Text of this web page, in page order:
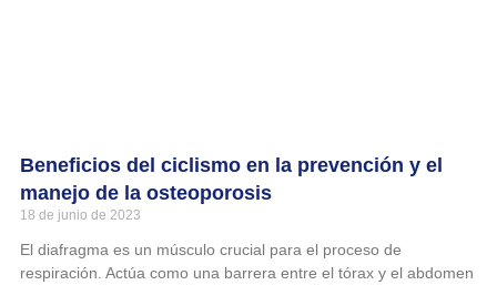
Beneficios del ciclismo en la prevención y el
manejo de la osteoporosis
18 de junio de 2023
El diafragma es un músculo crucial para el proceso de
respiración. Actúa como una barrera entre el tórax y el abdomen